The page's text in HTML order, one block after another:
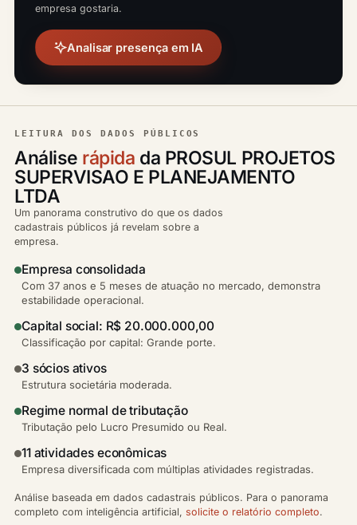
empresa gostaria.
Analisar presença em IA
LEITURA DOS DADOS PÚBLICOS
Análise rápida da PROSUL PROJETOS
SUPERVISAO E PLANEJAMENTO
LTDA
Um panorama construtivo do que os dados
cadastrais públicos já revelam sobre a
empresa.
Empresa consolidada
Com 37 anos e 5 meses de atuação no mercado, demonstra
estabilidade operacional.
Capital social: R$ 20.000.000,00
Classificação por capital: Grande porte.
3 sócios ativos
Estrutura societária moderada.
Regime normal de tributação
Tributação pelo Lucro Presumido ou Real.
11 atividades econômicas
Empresa diversificada com múltiplas atividades registradas.
Análise baseada em dados cadastrais públicos. Para o panorama
completo com inteligência artificial, solicite o relatório completo.